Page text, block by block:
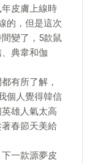
皮膚上線時
的，但是這次
變了，5款鼠
典韋和伽
有所了解，
個人覺得韓信
雄人氣太高
春節天美給
一款源夢皮